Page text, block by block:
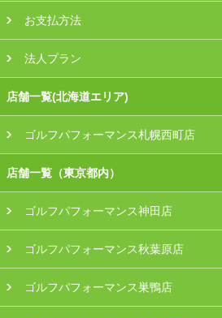
お支払方法
法人プラン
店舗一覧(北海道エリア)
ゴルフパフォーマンス札幌西町店
店舗一覧（東京都内）
ゴルフパフォーマンス神田店
ゴルフパフォーマンス秋葉原店
ゴルフパフォーマンス巣鴨店